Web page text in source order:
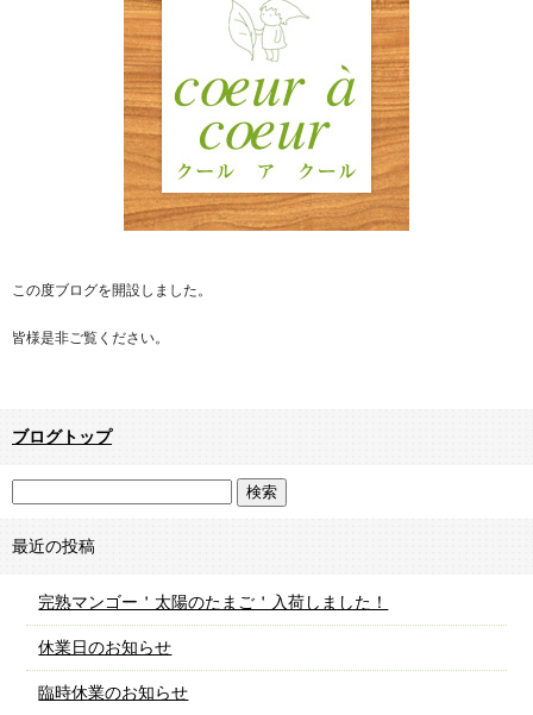
この度ブログを開設しました。
皆様是非ご覧ください。
ブログトップ
最近の投稿
完熟マンゴー＇太陽のたまご＇入荷しました！
休業日のお知らせ
臨時休業のお知らせ